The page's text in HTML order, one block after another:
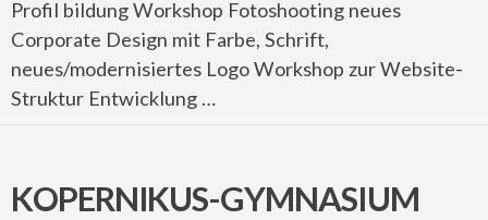
Profil bildung Workshop Fotoshooting neues
Corporate Design mit Farbe, Schrift,
neues/modernisiertes Logo Workshop zur Website-
Struktur Entwicklung …
KOPERNIKUS-GYMNASIUM